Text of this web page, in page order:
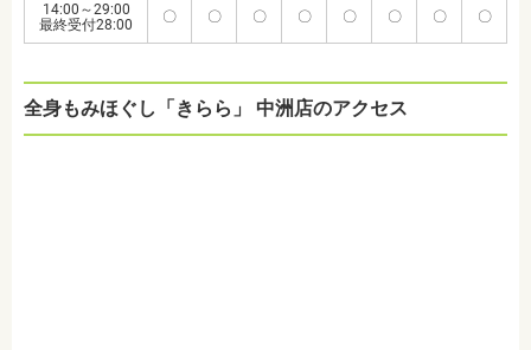
14:00～29:00
最終受付28:00
〇 〇 〇 〇 〇 〇 〇 〇
全身もみほぐし「きらら」 中洲店のアクセス